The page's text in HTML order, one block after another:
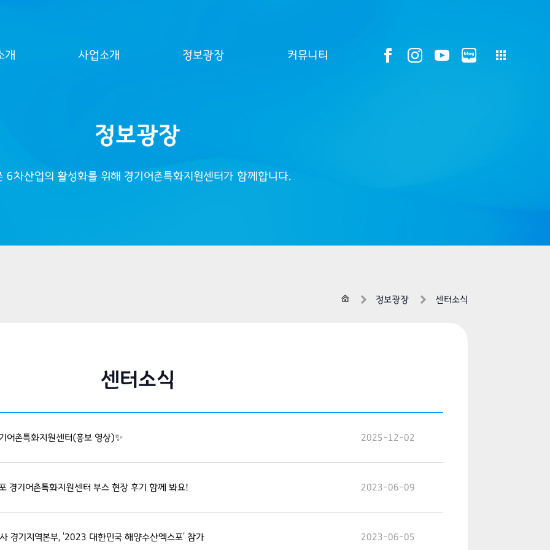
개 사업소개 정보광장 커뮤니티
정보광장
6차산업의 활성화를 위해 경기어촌특화지원센터가 함께합니다.
홈 정보광장 센터소식
센터소식
어촌특화지원센터(홍보 영상)✨ 2025-12-02
경기어촌특화지원센터 부스 현장 후기 함께 봐요! 2023-06-09
경기지역본부, '2023 대한민국 해양수산엑스포' 참가 2023-06-05